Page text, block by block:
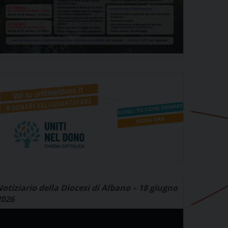
della Diocesi di Albano – 18 giugno